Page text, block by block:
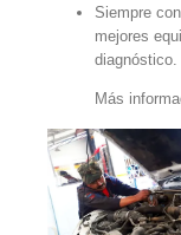
Siempre
mejores
diagnóstico.
Más